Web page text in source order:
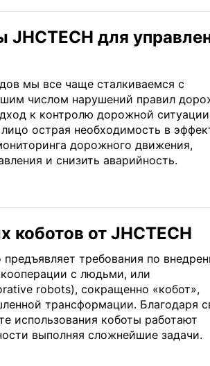
для
мы все чаще сталкиваемся с
числом нарушений правил
к контролю дорожной
острая необходимость в
дорожного движения,
и снизить аварийность.
от JHCTECH
требования по
с людьми, или
robots), сокращенно «кобот»,
трансформации. Благодаря
использования коботы работают
выполняя сложнейшие задачи.